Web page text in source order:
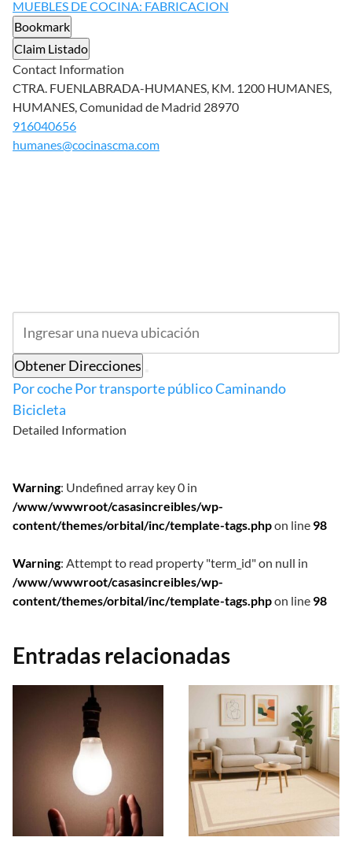
MUEBLES DE COCINA: FABRICACION
Bookmark
Claim Listado
Contact Information
CTRA. FUENLABRADA-HUMANES, KM. 1200 HUMANES,
HUMANES, Comunidad de Madrid 28970
916040656
humanes@cocinascma.com
Obtener Direcciones
Por cochePor transporte públicoCaminando
Bicicleta
Detailed Information
Warning: Undefined array key 0 in
/www/wwwroot/casasincreibles/wp-
content/themes/orbital/inc/template-tags.phpon line 98
Warning: Attempt to read property "term_id" on null in
/www/wwwroot/casasincreibles/wp-
content/themes/orbital/inc/template-tags.phpon line 98
Entradas relacionadas